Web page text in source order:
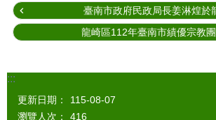
臺南市政府民政局長姜淋煌於
龍崎區112年臺南市績優宗教團
:::
更新日期：
115-08-07
瀏覽人次：
416